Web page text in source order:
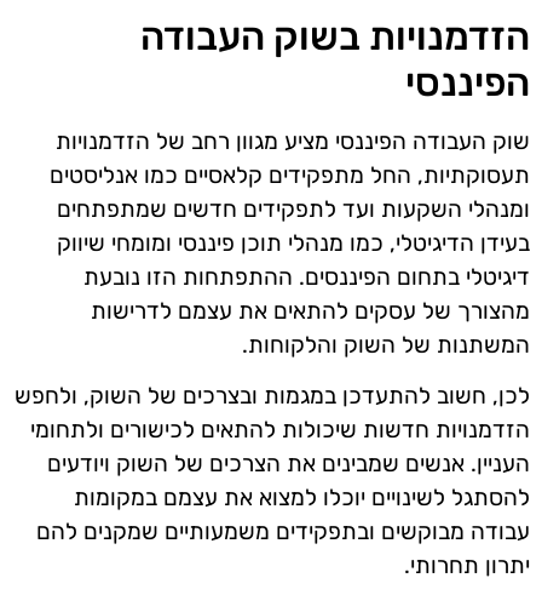
הזדמנויות בשוק העבודה
הפיננסי
שוק העבודה הפיננסי מציע מגוון רחב של הזדמנויות
תעסוקתיות, החל מתפקידים קלאסיים כמו אנליסטים
ומנהלי השקעות ועד לתפקידים חדשים שמתפתחים
בעידן הדיגיטלי, כמו מנהלי תוכן פיננסי ומומחי שיווק
דיגיטלי בתחום הפיננסים. ההתפתחות הזו נובעת
מהצורך של עסקים להתאים את עצמם לדרישות
המשתנות של השוק והלקוחות.
לכן, חשוב להתעדכן במגמות ובצרכים של השוק, ולחפש
הזדמנויות חדשות שיכולות להתאים לכישורים ולתחומי
העניין. אנשים שמבינים את הצרכים של השוק ויודעים
להסתגל לשינויים יוכלו למצוא את עצמם במקומות
עבודה מבוקשים ובתפקידים משמעותיים שמקנים להם
יתרון תחרותי.